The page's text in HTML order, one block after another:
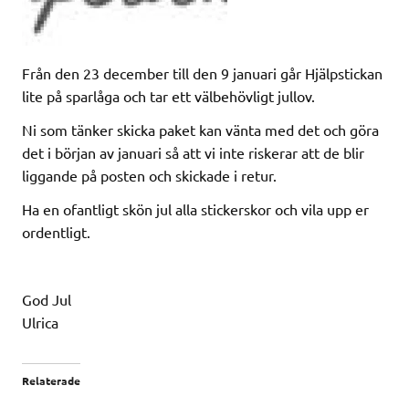
Från den 23 december till den 9 januari går Hjälpstickan
lite på sparlåga och tar ett välbehövligt jullov.
Ni som tänker skicka paket kan vänta med det och göra
det i början av januari så att vi inte riskerar att de blir
liggande på posten och skickade i retur.
Ha en ofantligt skön jul alla stickerskor och vila upp er
ordentligt.
God Jul
Ulrica
Relaterade